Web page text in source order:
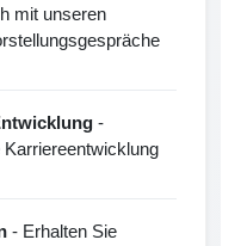
mit unseren
-
- Erhalten Sie